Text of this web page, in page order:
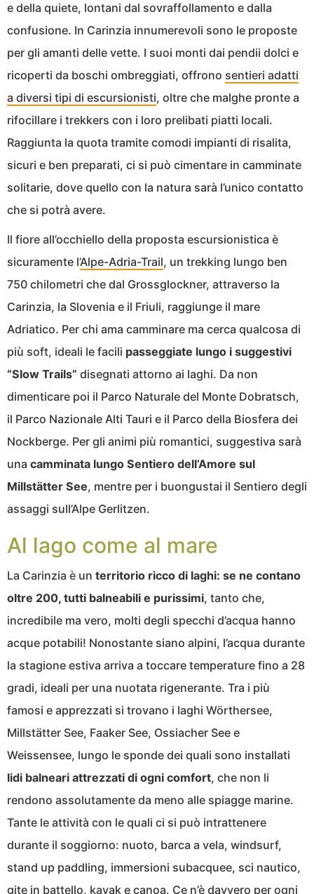
e della quiete, lontani dal sovraffollamento e dalla
confusione. In Carinzia innumerevoli sono le proposte
per gli amanti delle vette. I suoi monti dai pendii dolci e
ricoperti da boschi ombreggiati, offrono sentieri adatti
a diversi tipi di escursionisti, oltre che malghe pronte a
rifocillare i trekkers con i loro prelibati piatti locali.
Raggiunta la quota tramite comodi impianti di risalita,
sicuri e ben preparati, ci si può cimentare in camminate
solitarie, dove quello con la natura sarà l’unico contatto
che si potrà avere.
Il fiore all’occhiello della proposta escursionistica è
sicuramente l’Alpe-Adria-Trail, un trekking lungo ben
750 chilometri che dal Grossglockner, attraverso la
Carinzia, la Slovenia e il Friuli, raggiunge il mare
Adriatico. Per chi ama camminare ma cerca qualcosa di
più soft, ideali le facili passeggiate lungo i suggestivi
“Slow Trails” disegnati attorno ai laghi. Da non
dimenticare poi il Parco Naturale del Monte Dobratsch,
il Parco Nazionale Alti Tauri e il Parco della Biosfera dei
Nockberge. Per gli animi più romantici, suggestiva sarà
una camminata lungo Sentiero dell’Amore sul
Millstätter See, mentre per i buongustai il Sentiero degli
assaggi sull’Alpe Gerlitzen.
Al lago come al mare
La Carinzia è un territorio ricco di laghi: se ne contano
oltre 200, tutti balneabili e purissimi, tanto che,
incredibile ma vero, molti degli specchi d’acqua hanno
acque potabili! Nonostante siano alpini, l’acqua durante
la stagione estiva arriva a toccare temperature fino a 28
gradi, ideali per una nuotata rigenerante. Tra i più
famosi e apprezzati si trovano i laghi Wörthersee,
Millstätter See, Faaker See, Ossiacher See e
Weissensee, lungo le sponde dei quali sono installati
lidi balneari attrezzati di ogni comfort, che non li
rendono assolutamente da meno alle spiagge marine.
Tante le attività con le quali ci si può intrattenere
durante il soggiorno: nuoto, barca a vela, windsurf,
stand up paddling, immersioni subacquee, sci nautico,
gite in battello, kayak e canoa. Ce n’è davvero per ogni